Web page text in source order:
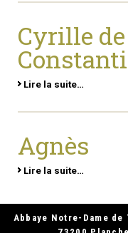
Cyrille de
Lire la suite…
Agnès
Lire la suite…
Abbaye Notre-Dame